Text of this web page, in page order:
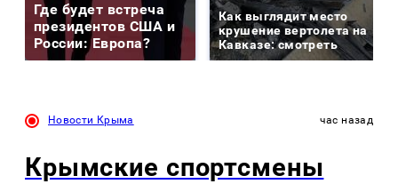
Где будет встреча
президентов США и
России: Европа?
Как выглядит место
крушение вертолета на
Кавказе: смотреть
Новости Крыма час назад
Крымские спортсмены